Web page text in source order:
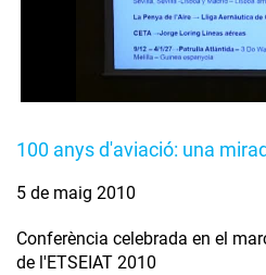
100 anys d'aviació: una
5 de maig 2010
Conferència celebrada en el
de l'ETSEIAT 2010